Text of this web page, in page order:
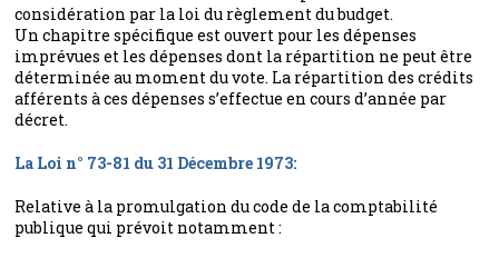
considération par la loi du règlement du budget.
Un chapitre spécifique est ouvert pour les dépenses
imprévues et les dépenses dont la répartition ne peut être
déterminée au moment du vote. La répartition des crédits
afférents à ces dépenses s’effectue en cours d’année par
décret.
La Loi n° 73-81 du 31 Décembre 1973:
Relative à la promulgation du code de la comptabilité
publique qui prévoit notamment :